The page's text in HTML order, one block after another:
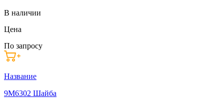
В наличии
Цена
По запросу
Название
9M6302 Шайба